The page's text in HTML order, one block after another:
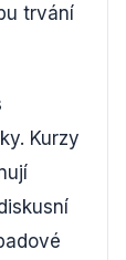
trvání
Kurzy